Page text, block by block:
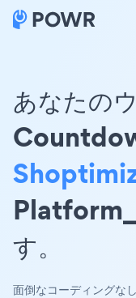
あなたの
す。
面倒なコーディング